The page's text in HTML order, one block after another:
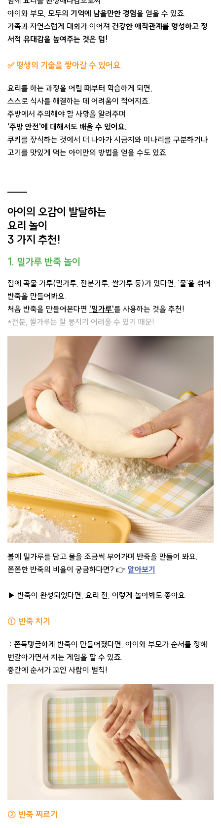
아이와 부모, 모두의 기억에 남을만한 경험을 얻을 수 있죠.
가족과 자연스럽게 대화가 이어져 건강한 애착관계를 형성하고 정
서적 유대감을 높여주는 것은 덤!
✅평생의 기술을 쌓아갈 수 있어요.
요리를 하는 과정을 어릴 때부터 학습하게 되면,
스스로 식사를 해결하는 데 어려움이 적어지죠.
주방에서 주의해야 할 사항을 알려주며
'주방 안전'에 대해서도 배울 수 있어요.
쿠키를 장식하는 것에서 더 나아가 시금치와 미나리를 구분하거나
고기를 맛있게 먹는 아이만의 방법을 얻을 수도 있죠.
아이의 오감이 발달하는
요리 놀이
3 가지 추천!
1. 밀가루 반죽 놀이
집에 곡물 가루(밀가루, 전분가루, 쌀가루 등)가 있다면, '물'을 섞어
반죽을 만들어봐요.
처음 반죽을 만들어본다면 '밀가루'를 사용하는 것을 추천!
*전분, 쌀가루는 잘 뭉치기 어려울 수 있기 때문!
볼에 밀가루를 담고 물을 조금씩 부어가며 반죽을 만들어 봐요.
쫀쫀한 반죽의 비율이 궁금하다면? 👉 알아보기
▶ 반죽이 완성되었다면, 요리 전, 이렇게 놀아봐도 좋아요.
① 반죽 치기
: 쫀득탱글하게 반죽이 만들어졌다면, 아이와 부모가 순서를 정해
번갈아가면서 치는 게임을 할 수 있죠.
중간에 순서가 꼬인 사람이 벌칙!
② 반죽 찌르기